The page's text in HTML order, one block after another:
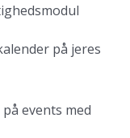
på jeres
events med